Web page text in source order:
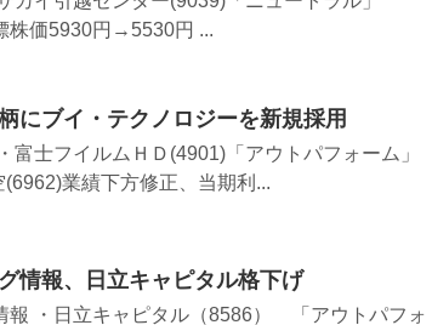
株価5930円→5530円 ...
にブイ・テクノロジーを新規採用
富士フイルムＨＤ(4901)「アウトパフォーム」
業績下方修正、当期利...
情報、日立キャピタル格下げ
報 ・日立キャピタル（8586） 「アウトパフォ